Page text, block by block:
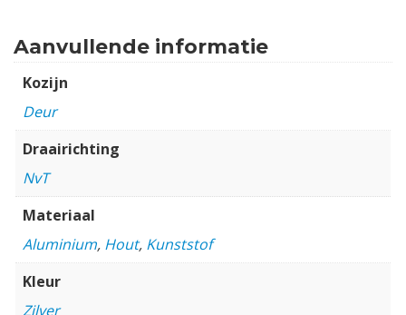
Aanvullende informatie
Kozijn
Deur
Draairichting
NvT
Materiaal
Aluminium, Hout, Kunststof
Kleur
Zilver